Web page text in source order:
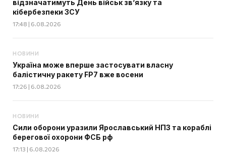
відзначатимуть День військ зв’язку та
кібербезпеки ЗСУ
17:48 | 6.08.2026
НОВИНИ
Україна може вперше застосувати власну
балістичну ракету FP7 вже восени
17:26 | 6.08.2026
НОВИНИ
Сили оборони уразили Ярославський НПЗ та кораблі
берегової охорони ФСБ рф
17:13 | 6.08.2026